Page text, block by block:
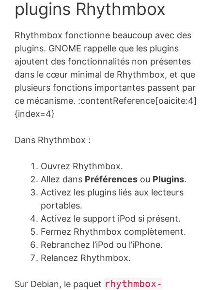
plugins Rhythmbox
Rhythmbox fonctionne beaucoup avec des
plugins. GNOME rappelle que les plugins
ajoutent des fonctionnalités non présentes
dans le cœur minimal de Rhythmbox, et que
plusieurs fonctions importantes passent par
ce mécanisme. :contentReference[oaicite:4]
{index=4}
Dans Rhythmbox :
Ouvrez Rhythmbox.
Allez dans Préférences ou Plugins.
Activez les plugins liés aux lecteurs
portables.
Activez le support iPod si présent.
Fermez Rhythmbox complètement.
Rebranchez l’iPod ou l’iPhone.
Relancez Rhythmbox.
Sur Debian, le paquet rhythmbox-